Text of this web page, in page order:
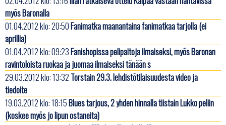
myös Baronalla
01.04.2012 klo: 20:50Fanimatka maanantaina fanimatkaa tarjolla (ei
aprillia)
01.04.2012 klo: 09:23Fanishopissa pelipaitoja ilmaiseksi, myös Baronan
ravintoloista ruokaa ja juomaa ilmaiseksi tänään s
29.03.2012 klo: 13:32 Torstain 29.3. lehdistötilaisuudesta video ja
tiedoite
19.03.2012 klo: 18:15Blues tarjous, 2 yhden hinnalla tiistain Lukko peliin
(koskee myös jo lipun ostaneita)